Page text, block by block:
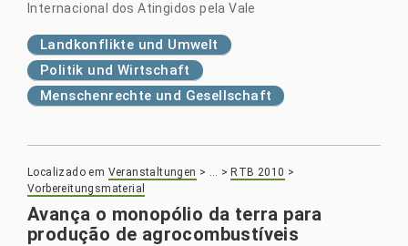
Internacional dos Atingidos pela Vale
Landkonflikte und Umwelt
Politik und Wirtschaft
Menschenrechte und Gesellschaft
Localizado em Veranstaltungen > … > RTB 2010 >
Vorbereitungsmaterial
Avança o monopólio da terra para
produção de agrocombustíveis